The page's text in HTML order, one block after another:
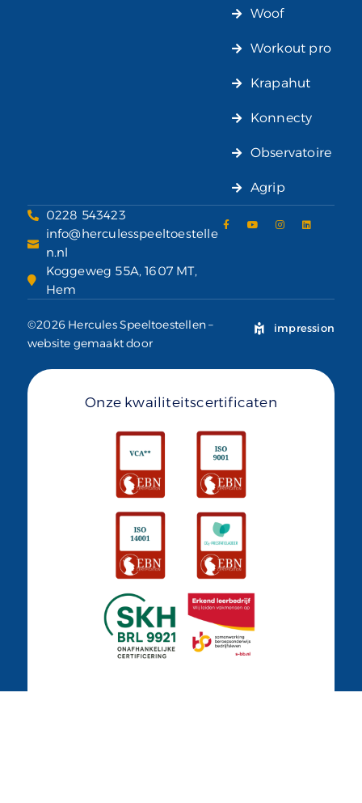
Woof
Workout pro
Krapahut
Konnecty
Observatoire
Agrip
0228 543423
info@herculesspeeltoestelle
n.nl
Koggeweg 55A, 1607 MT,
Hem
©2026 Hercules Speeltoestellen –
website gemaakt door
impression
Onze kwailiteitscertificaten